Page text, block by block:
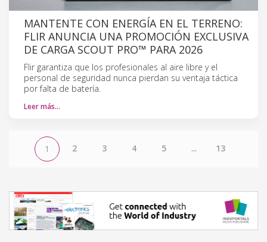
MANTENTE CON ENERGÍA EN EL TERRENO:
FLIR ANUNCIA UNA PROMOCIÓN EXCLUSIVA
DE CARGA SCOUT PRO™ PARA 2026
Flir garantiza que los profesionales al aire libre y el
personal de seguridad nunca pierdan su ventaja táctica
por falta de batería.
Leer más…
1 2 3 4 5 ... 13